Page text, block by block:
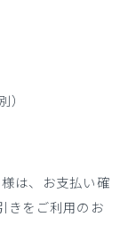
は、お支払い確
きをご利用のお